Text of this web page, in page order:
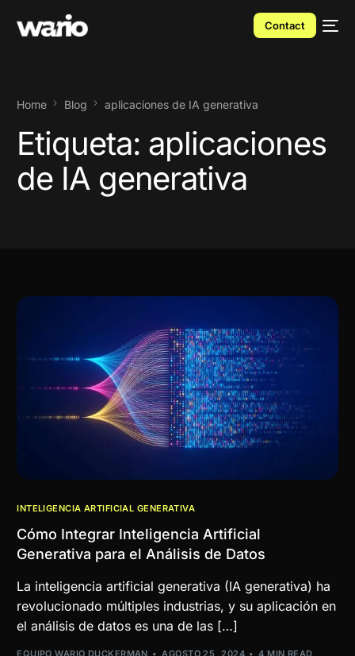
Contact
Home Blog aplicaciones de IA generativa
Etiqueta: aplicaciones
de IA generativa
INTELIGENCIA ARTIFICIAL GENERATIVA
Cómo Integrar Inteligencia Artificial
Generativa para el Análisis de Datos
La inteligencia artificial generativa (IA generativa) ha
revolucionado múltiples industrias, y su aplicación en
el análisis de datos es una de las […]
EQUIPO WARIO DUCKERMAN AGOSTO 25, 2024 4 MIN READ